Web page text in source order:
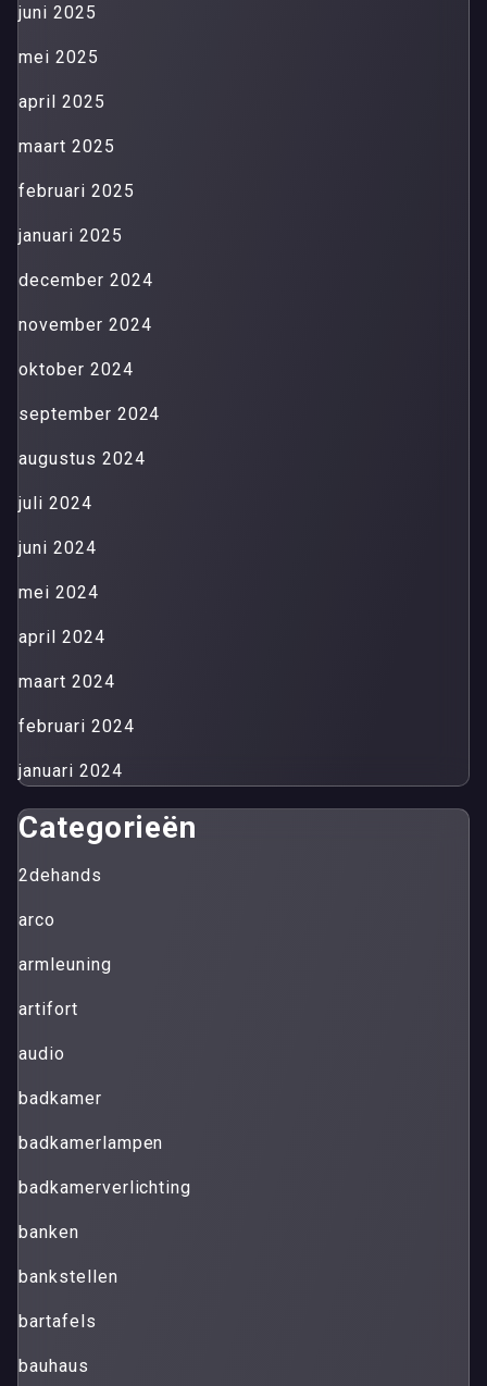
juni 2025
mei 2025
april 2025
maart 2025
februari 2025
januari 2025
december 2024
november 2024
oktober 2024
september 2024
augustus 2024
juli 2024
juni 2024
mei 2024
april 2024
maart 2024
februari 2024
januari 2024
Categorieën
2dehands
arco
armleuning
artifort
audio
badkamer
badkamerlampen
badkamerverlichting
banken
bankstellen
bartafels
bauhaus